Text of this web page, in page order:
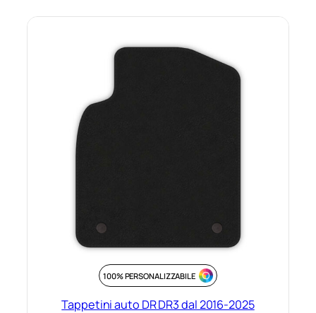
100% PERSONALIZZABILE
Tappetini auto DR DR3 dal 2016-2025